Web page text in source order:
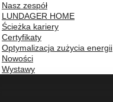
Nasz zespół
LUNDAGER HOME
Ścieżka kariery
Certyfikaty
Optymalizacja zużycia energii
Nowości
Wystawy